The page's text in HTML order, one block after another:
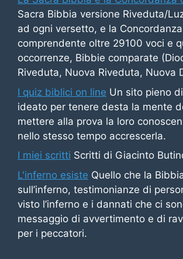
Sacra Bibbia versione Riveduta/
ad ogni versetto, e la Concordanza
comprendente oltre 29100 voci e
occorrenze, Bibbie comparate
Riveduta, Nuova Riveduta, Nuova
I quiz biblici on line Un sito pieno
ideato per tenere desta la mente
mettere alla prova la loro
nello stesso tempo accrescerla.
I miei scritti Scritti di Giacinto
L'inferno esiste Quello che la
sull’inferno, testimonianze di
visto l’inferno e i dannati che ci
messaggio di avvertimento e di
per i peccatori.